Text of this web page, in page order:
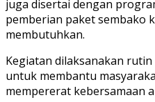
juga disertai dengan
pemberian paket sembako
membutuhkan.
Kegiatan dilaksanakan
untuk membantu
mempererat kebersamaan